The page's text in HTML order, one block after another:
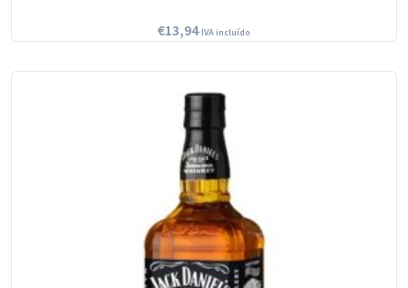
€13,94 IVA incluído